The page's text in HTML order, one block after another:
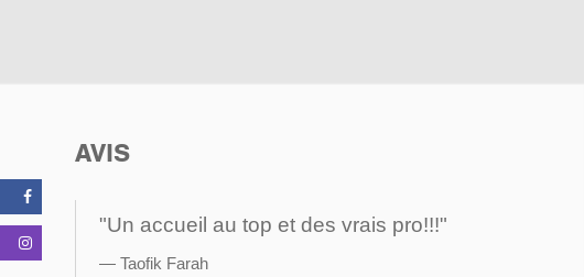
AVIS
"Un accueil au top et des vrais pro!!!"
Taofik Farah